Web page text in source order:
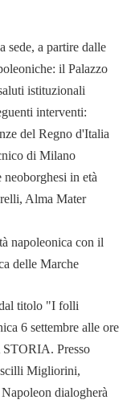
sede, a partire dalle
il Palazzo
istituzionali
interventi:
del Regno d'Italia
di Milano
in età
Alma Mater
napoleonica con il
delle Marche
titolo "I folli
6 settembre alle ore
Presso
Migliorini,
dialogherà